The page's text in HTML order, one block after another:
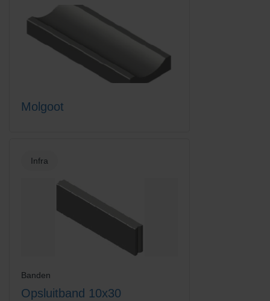
Molgoot
Infra
Banden
Opsluitband 10x30